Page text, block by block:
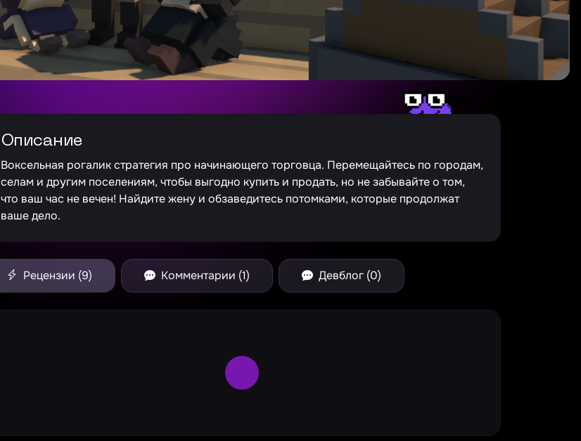
Описание
Воксельная рогалик стратегия про начинающего торговца. Перемещайтесь по городам,
селам и другим поселениям, чтобы выгодно купить и продать, но не забывайте о том,
что ваш час не вечен! Найдите жену и обзаведитесь потомками, которые продолжат
ваше дело.
Рецензии (9) Комментарии (1) Девблог (0)
Large Spinner